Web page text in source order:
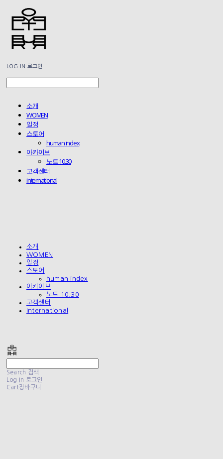
LOG IN 로그인
소개
WOMEN
일정
스토어
human index
아카이브
노트 10.30
고객센터
international
소개
WOMEN
일정
스토어
human index
아카이브
노트 10.30
고객센터
international
Search 검색
Log In 로그인
Cart장바구니